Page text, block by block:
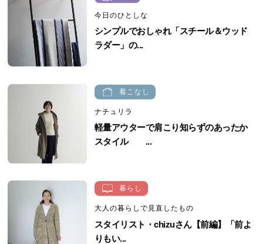
今日のひとしな
シンプルでおしゃれ「スチール＆ウッド
ラダー」の...
着こなし
ナチュリラ
軽量アウターで肩こり知らずのあったか
スタイル ...
暮らし
大人の暮らしで見直したもの
スタイリスト・chizuさん【前編】「前よ
りもい...